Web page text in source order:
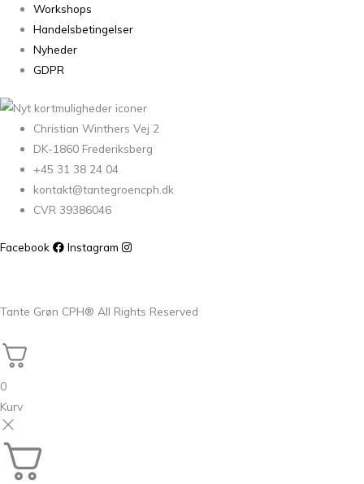
Workshops
Handelsbetingelser
Nyheder
GDPR
Christian Winthers Vej 2
DK-1860 Frederiksberg
+45 31 38 24 04
kontakt@tantegroencph.dk
CVR 39386046
Facebook Instagram
Tante Grøn CPH® All Rights Reserved
0
Kurv